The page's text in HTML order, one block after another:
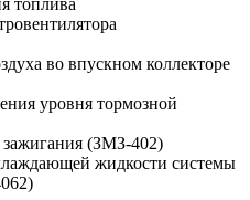
топлива
во впускном коллекторе
уровня тормозной
(ЗМЗ-402)
жидкости системы